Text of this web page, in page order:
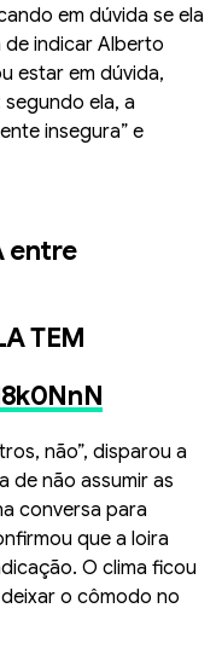
em dúvida se ela
indicar Alberto
estar em dúvida,
ela, a
insegura” e
entre
TEM
não”, disparou a
de não assumir as
conversa para
que a loira
O clima ficou
o cômodo no